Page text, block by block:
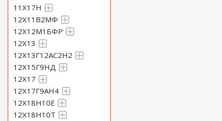
11Х17Н
12Х11В2МФ
12Х12М1БФР
12Х13
12Х13Г12АС2Н2
12Х15Г9НД
12Х17
12Х17Г9АН4
12Х18Н10Е
12Х18Н10Т